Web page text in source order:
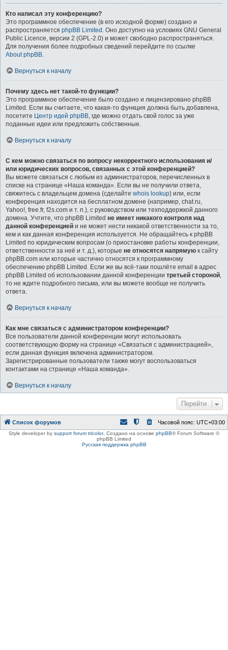
Кто написал эту конференцию?
Это программное обеспечение (в его исходной форме) создано и
распространяется phpBB Limited . Оно доступно на условиях GNU General
Public Licence, версии 2 (GPL-2.0) и может свободно распространяться.
Для получения более подробных сведений перейдите по ссылке
About phpBB.
Вернуться к началу
Почему здесь нет такой-то функции?
Это программное обеспечение было создано и лицензировано phpBB
Limited. Если вы считаете, что какая-то функция должна быть добавлена,
посетите Центр идей phpBB, где можно отдать свой голос за уже
поданные идеи или предложить собственные.
Вернуться к началу
С кем можно связаться по вопросу некорректного использования и/
или юридических вопросов, связанных с этой конференцией?
Вы можете связаться с любым из администраторов, перечисленных в
списке на странице «Наша команда». Если вы не получили ответа,
свяжитесь с владельцем домена (сделайте whois lookup) или, если
конференция находится на бесплатном домене (например, chat.ru,
Yahoo!, free.fr, f2s.com и т. п.), с руководством или техподдержкой данного
домена. Учтите, что phpBB Limited не имеет никакого контроля над
данной конференцией и не может нести никакой ответственности за то,
кем и как данная конференция используется. Не обращайтесь к phpBB
Limited по юридическим вопросам (о приостановке работы конференции,
ответственности за неё и т. д.), которые не относятся напрямую к сайту
phpBB.com или которые частично относятся к программному
обеспечению phpBB Limited. Если же вы всё-таки пошлёте email в адрес
phpBB Limited об использовании данной конференции третьей стороной,
то не ждите подробного письма, или вы можете вообще не получить
ответа.
Вернуться к началу
Как мне связаться с администратором конференции?
Все пользователи данной конференции могут использовать
соответствующую форму на странице «Связаться с администрацией»,
если данная функция включена администратором.
Зарегистрированные пользователи также могут воспользоваться
контактами на странице «Наша команда».
Вернуться к началу
Перейти
Список форумов Часовой пояс: UTC+03:00
Style developer by support forum tricolor, Создано на основе phpBB® Forum Software ©
phpBB Limited
Русская поддержка phpBB